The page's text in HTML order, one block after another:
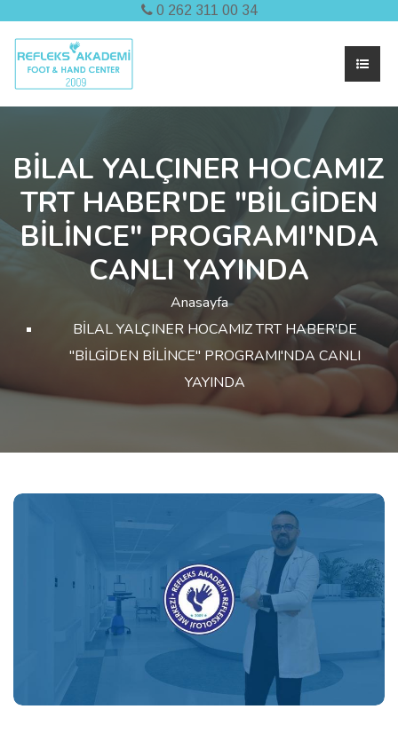
0 262 311 00 34
BİLAL YALÇINER HOCAMIZ
TRT HABER'DE "BİLGİDEN
BİLİNCE" PROGRAMI'NDA
CANLI YAYINDA
Anasayfa
BİLAL YALÇINER HOCAMIZ TRT HABER'DE
"BİLGİDEN BİLİNCE" PROGRAMI'NDA CANLI
YAYINDA